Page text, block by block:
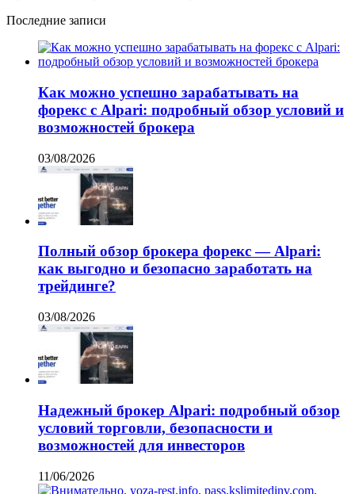
Последние записи
Как можно успешно зарабатывать на
форекс с Alpari: подробный обзор условий и
возможностей брокера
03/08/2026
Полный обзор брокера форекс — Alpari:
как выгодно и безопасно заработать на
трейдинге?
03/08/2026
Надежный брокер Alpari: подробный обзор
условий торговли, безопасности и
возможностей для инвесторов
11/06/2026